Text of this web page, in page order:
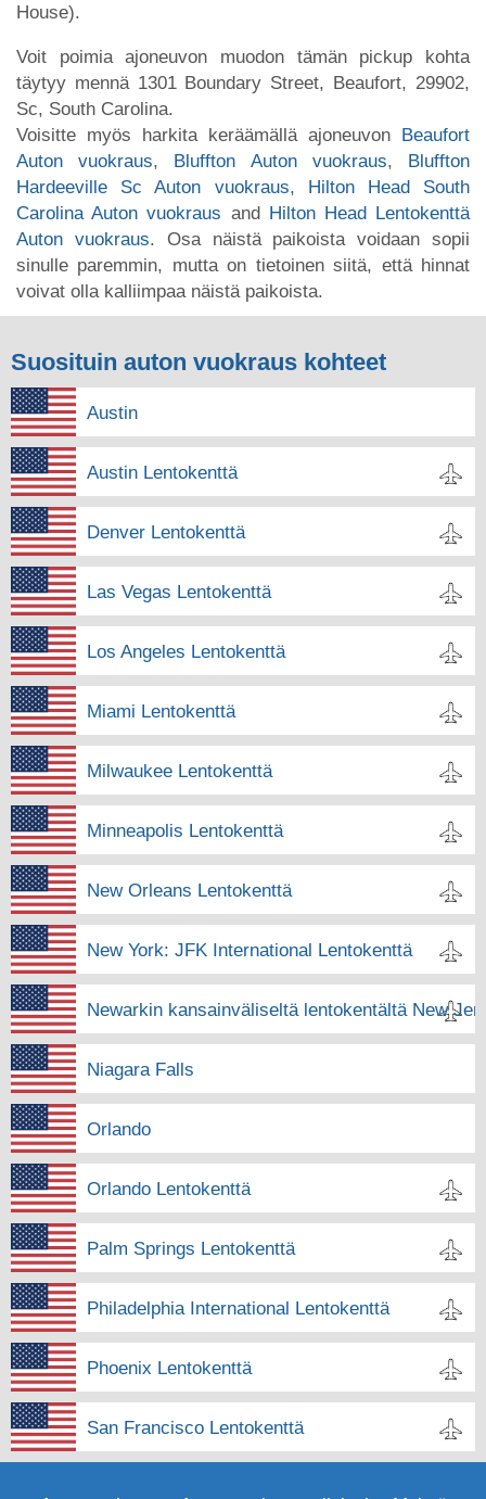
House).
Voit poimia ajoneuvon muodon tämän pickup kohta
täytyy mennä 1301 Boundary Street, Beaufort, 29902,
Sc, South Carolina.
Voisitte myös harkita keräämällä ajoneuvon Beaufort
Auton vuokraus, Bluffton Auton vuokraus, Bluffton
Hardeeville Sc Auton vuokraus, Hilton Head South
Carolina Auton vuokraus and Hilton Head Lentokenttä
Auton vuokraus. Osa näistä paikoista voidaan sopii
sinulle paremmin, mutta on tietoinen siitä, että hinnat
voivat olla kalliimpaa näistä paikoista.
Suosituin auton vuokraus kohteet
Austin
Austin Lentokenttä
Denver Lentokenttä
Las Vegas Lentokenttä
Los Angeles Lentokenttä
Miami Lentokenttä
Milwaukee Lentokenttä
Minneapolis Lentokenttä
New Orleans Lentokenttä
New York: JFK International Lentokenttä
Newarkin kansainväliseltä lentokentältä New
Niagara Falls
Orlando
Orlando Lentokenttä
Palm Springs Lentokenttä
Philadelphia International Lentokenttä
Phoenix Lentokenttä
San Francisco Lentokenttä